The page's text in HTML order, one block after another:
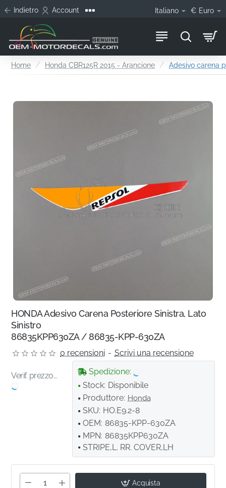
Indietro Account Italiano € Euro
HomehomeHonda CBR125R 2015 - Arancione Adesivo carena
HONDA Adesivo Carena Posteriore Sinistra, Lato
Sinistro
86835KPP630ZA / 86835-KPP-630ZA
0 recensioni - Scrivi una recensione
Verif. prezzo...
Spedizione:
Stock: Disponibile
Produttore: Honda
SKU: HO.E9.2-8
OEM: 86835-KPP-630ZA
MPN: 86835KPP630ZA
STRIPE,L. RR. COVER,LH
Acquista